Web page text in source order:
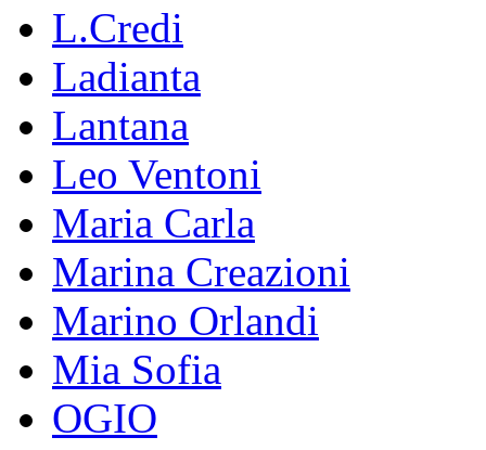
L.Credi
Ladianta
Lantana
Leo Ventoni
Maria Carla
Marina Creazioni
Marino Orlandi
Mia Sofia
OGIO